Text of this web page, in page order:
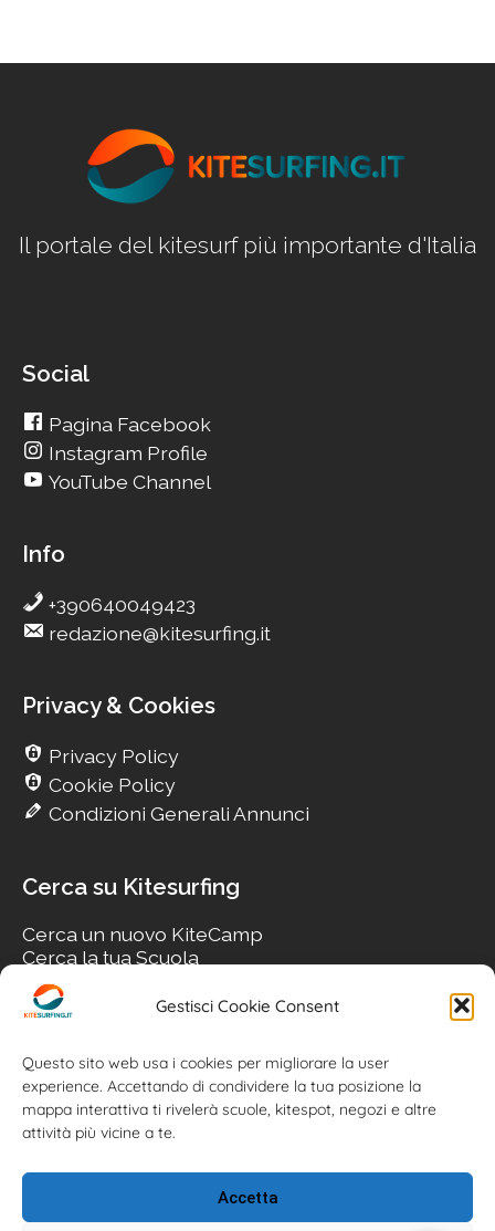
Gestisci Cookie Consent
Questo sito web usa i cookies per migliorare la user
experience. Accettando di condividere la tua posizione la
mappa interattiva ti rivelerà scuole, kitespot, negozi e altre
attività più vicine a te.
Accetta
Il portale del kitesurf più importante d'Italia
Social
Pagina Facebook
Instagram Profile
YouTube Channel
Info
+390640049423
redazione@kitesurfing.it
Privacy & Cookies
Privacy Policy
Cookie Policy
Condizioni Generali Annunci
Cerca su Kitesurfing
Cerca un nuovo KiteCamp
Cerca la tua Scuola
Cerca il tuo KiteSpot
Cerca Accommodation